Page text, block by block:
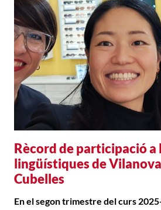
Rècord de participació a
lingüístiques de
Cubelles
En el segon trimestre del curs